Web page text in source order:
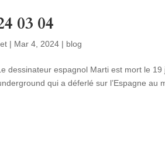
03 04
| Mar 4, 2024| blog
dessinateur espagnol Marti est mort le
qui a déferlé sur l’Espagne au